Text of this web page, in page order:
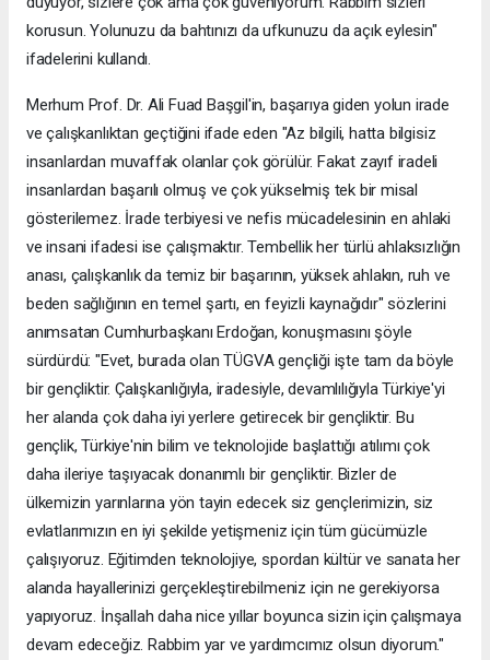
korusun. Yolunuzu da bahtınızı da ufkunuzu da açık eylesin"
ifadelerini kullandı.
Merhum Prof. Dr. Ali Fuad Başgil'in, başarıya giden yolun irade
ve çalışkanlıktan geçtiğini ifade eden "Az bilgili, hatta bilgisiz
insanlardan muvaffak olanlar çok görülür. Fakat zayıf iradeli
insanlardan başarılı olmuş ve çok yükselmiş tek bir misal
gösterilemez. İrade terbiyesi ve nefis mücadelesinin en ahlaki
ve insani ifadesi ise çalışmaktır. Tembellik her türlü ahlaksızlığın
anası, çalışkanlık da temiz bir başarının, yüksek ahlakın, ruh ve
beden sağlığının en temel şartı, en feyizli kaynağıdır" sözlerini
anımsatan Cumhurbaşkanı Erdoğan, konuşmasını şöyle
sürdürdü: "Evet, burada olan TÜGVA gençliği işte tam da böyle
bir gençliktir. Çalışkanlığıyla, iradesiyle, devamlılığıyla Türkiye'yi
her alanda çok daha iyi yerlere getirecek bir gençliktir. Bu
gençlik, Türkiye'nin bilim ve teknolojide başlattığı atılımı çok
daha ileriye taşıyacak donanımlı bir gençliktir. Bizler de
ülkemizin yarınlarına yön tayin edecek siz gençlerimizin, siz
evlatlarımızın en iyi şekilde yetişmeniz için tüm gücümüzle
çalışıyoruz. Eğitimden teknolojiye, spordan kültür ve sanata her
alanda hayallerinizi gerçekleştirebilmeniz için ne gerekiyorsa
yapıyoruz. İnşallah daha nice yıllar boyunca sizin için çalışmaya
devam edeceğiz. Rabbim yar ve yardımcımız olsun diyorum."